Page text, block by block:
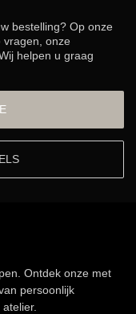
bestelling? Op onze
vragen, onze
helpen u graag
Ontdek onze met
persoonlijk